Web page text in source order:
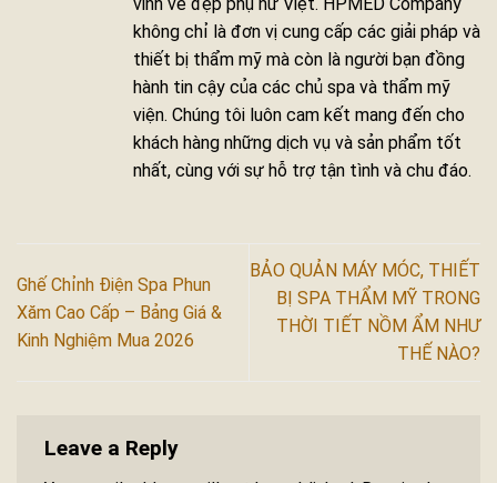
vinh vẻ đẹp phụ nữ Việt. HPMED Company
không chỉ là đơn vị cung cấp các giải pháp và
thiết bị thẩm mỹ mà còn là người bạn đồng
hành tin cậy của các chủ spa và thẩm mỹ
viện. Chúng tôi luôn cam kết mang đến cho
khách hàng những dịch vụ và sản phẩm tốt
nhất, cùng với sự hỗ trợ tận tình và chu đáo.
Ghế Chỉnh Điện Spa Phun
Xăm Cao Cấp – Bảng Giá &
Kinh Nghiệm Mua 2026
BẢO QUẢN MÁY MÓC, THIẾT
BỊ SPA THẨM MỸ TRONG
THỜI TIẾT NỒM ẨM NHƯ
THẾ NÀO?
Leave a Reply